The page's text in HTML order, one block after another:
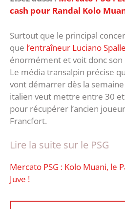
cash pour Randal Kolo
Surtout que le principal
que l’entraîneur Luciano
énormément et voit donc son
Le média transalpin précise
vont démarrer dès la
italien veut mettre entre 30
pour récupérer l’ancien
Francfort.
Lire la suite sur le PSG
Mercato PSG : Kolo Muani, le
Juve !